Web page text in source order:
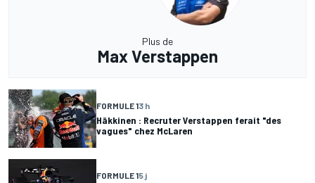
Plus de
Max Verstappen
FORMULE 13 h
Häkkinen : Recruter Verstappen ferait "des
vagues" chez McLaren
FORMULE 15 j